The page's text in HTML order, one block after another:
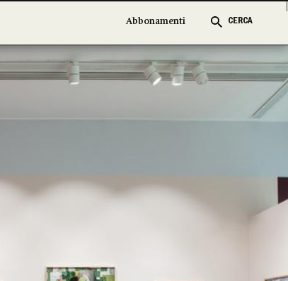
Abbonamenti CERCA
Abbonamenti CERCA